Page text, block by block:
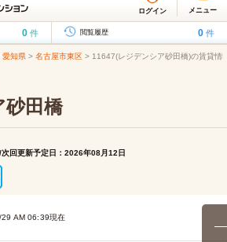
ログイン メニュー
0 件 閲覧履歴 0 件
愛知県 > 名古屋市東区 > 11647(レジデンシア砂田橋)の賃貸情
砂田橋
回更新予定日：2026年08月12日
AM 06:39現在